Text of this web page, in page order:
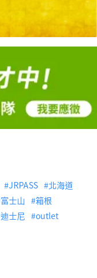
JRPASS
北海道
富士山
箱根
迪士尼
outlet